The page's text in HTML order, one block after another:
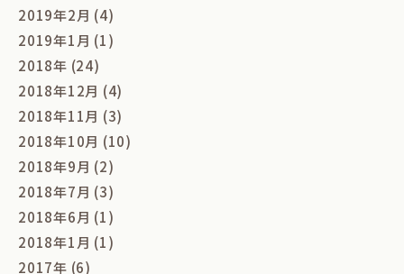
2019年2月 (4)
2019年1月 (1)
2018年 (24)
2018年12月 (4)
2018年11月 (3)
2018年10月 (10)
2018年9月 (2)
2018年7月 (3)
2018年6月 (1)
2018年1月 (1)
2017年 (6)